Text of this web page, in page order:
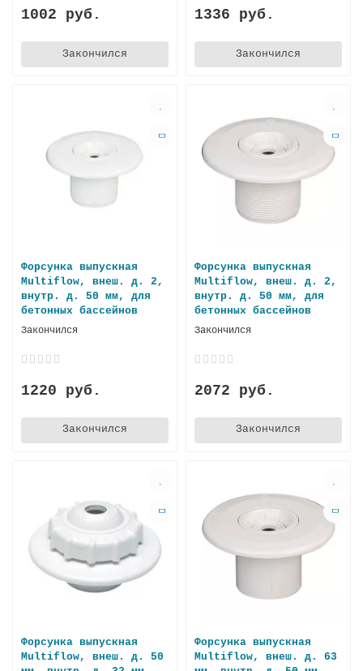
1002 руб.
Закончился
1336 руб.
Закончился
Форсунка выпускная
Multiflow, внеш. д. 2,
внутр. д. 50 мм, для
бетонных баccейнов
Закончился
1220 руб.
Закончился
Форсунка выпускная
Multiflow, внеш. д. 2,
внутр. д. 50 мм, для
бетонных баcсейнов
Закончился
2072 руб.
Закончился
Форсунка выпускная
Multiflow, внеш. д. 50
Форсунка выпускная
Multiflow, внеш. д. 63